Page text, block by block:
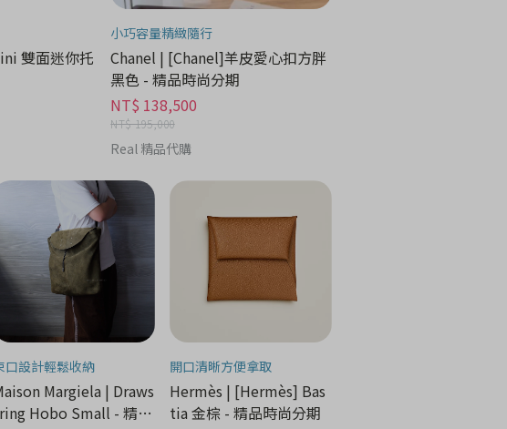
雙面迷你托
小巧容量精緻隨行
Chanel | [Chanel]羊皮愛心扣方胖
黑色 - 精品時尚分期
NT$ 138,500
NT$ 195,000
Real 精品代購
口設計輕鬆收納
Margiela | Draws
Hobo Small - 精品
開口清晰方便拿取
Hermès | [Hermès] Bas
tia 金棕 - 精品時尚分期